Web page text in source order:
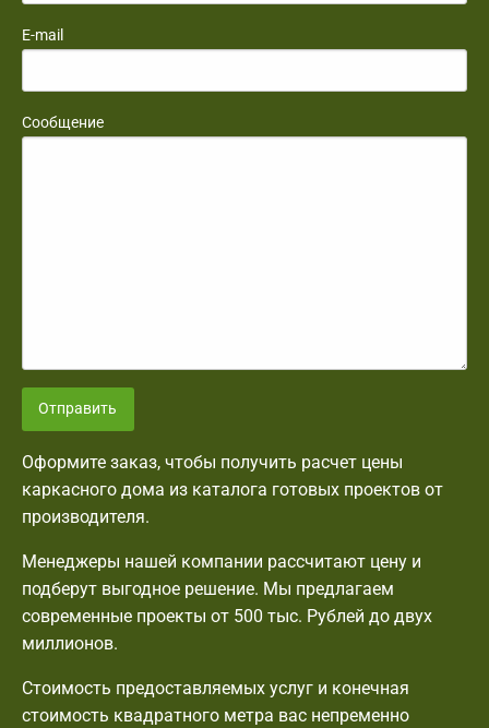
E-mail
Сообщение
Отправить
Оформите заказ, чтобы получить расчет цены
каркасного дома из каталога готовых проектов от
производителя.
Менеджеры нашей компании рассчитают цену и
подберут выгодное решение. Мы предлагаем
современные проекты от 500 тыс. Рублей до двух
миллионов.
Стоимость предоставляемых услуг и конечная
стоимость квадратного метра вас непременно